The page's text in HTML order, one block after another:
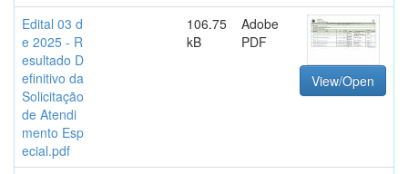
Edital 03 d
e 2025 - R
esultado D
efinitivo da
Solicitação
de Atendi
mento Esp
ecial.pdf
106.75
kB
Adobe
PDF
View/Open